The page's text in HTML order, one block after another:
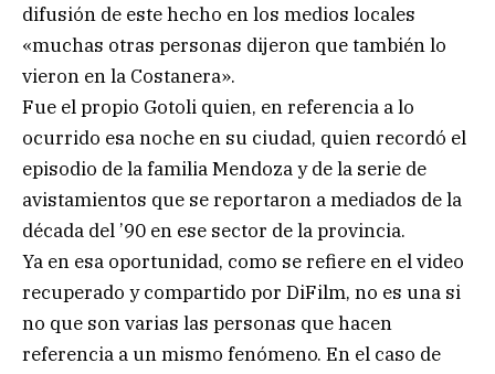
difusión de este hecho en los medios locales
«muchas otras personas dijeron que también lo
vieron en la Costanera».
Fue el propio Gotoli quien, en referencia a lo
ocurrido esa noche en su ciudad, quien recordó el
episodio de la familia Mendoza y de la serie de
avistamientos que se reportaron a mediados de la
década del ’90 en ese sector de la provincia.
Ya en esa oportunidad, como se refiere en el video
recuperado y compartido por DiFilm, no es una si
no que son varias las personas que hacen
referencia a un mismo fenómeno. En el caso de